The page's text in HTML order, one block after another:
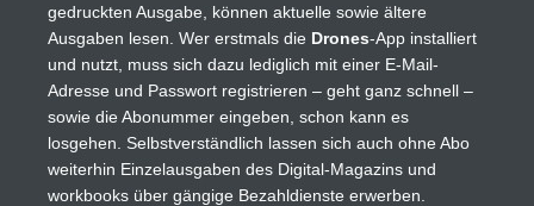
gedruckten Ausgabe, können aktuelle sowie ältere
Ausgaben lesen. Wer erstmals die Drones-App installiert
und nutzt, muss sich dazu lediglich mit einer E-Mail-
Adresse und Passwort registrieren – geht ganz schnell –
sowie die Abonummer eingeben, schon kann es
losgehen. Selbstverständlich lassen sich auch ohne Abo
weiterhin Einzelausgaben des Digital-Magazins und
workbooks über gängige Bezahldienste erwerben.